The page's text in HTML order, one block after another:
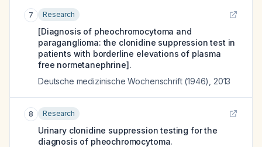
7 Research
[Diagnosis of pheochromocytoma and
paraganglioma: the clonidine suppression test in
patients with borderline elevations of plasma
free normetanephrine].
Deutsche medizinische Wochenschrift (1946)
2013
8 Research
Urinary clonidine suppression testing for the
diagnosis of pheochromocytoma.